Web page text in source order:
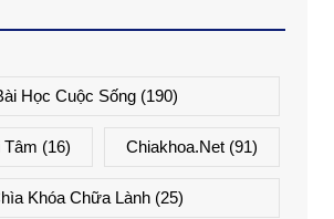
Học Cuộc Sống (190)
Tâm (16) Chiakhoa.net (91)
Khóa Chữa Lành(25)